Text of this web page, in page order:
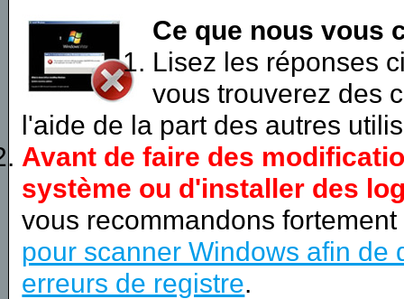
Ce que nous vous
Lisez les réponses
vous trouverez des
l'aide de la part des autres
Avant de faire des
système ou d'installer des
vous recommandons
pour scanner Windows afin de
erreurs de registre.